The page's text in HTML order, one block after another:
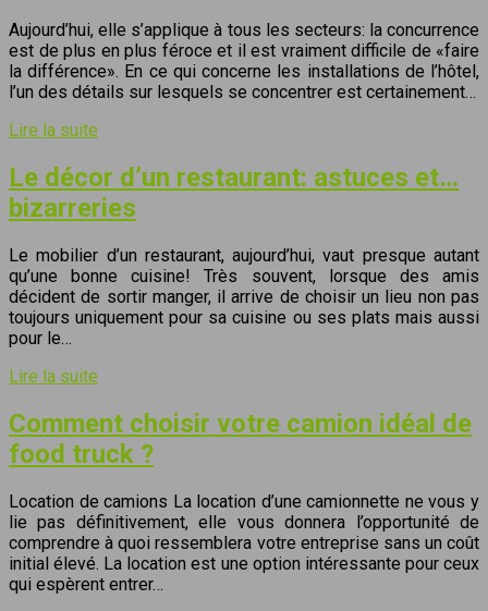
Aujourd’hui, elle s’applique à tous les secteurs: la concurrence
est de plus en plus féroce et il est vraiment difficile de «faire
la différence». En ce qui concerne les installations de l’hôtel,
l’un des détails sur lesquels se concentrer est certainement…
Lire la suite
Le décor d’un restaurant: astuces et…
bizarreries
Le mobilier d’un restaurant, aujourd’hui, vaut presque autant
qu’une bonne cuisine! Très souvent, lorsque des amis
décident de sortir manger, il arrive de choisir un lieu non pas
toujours uniquement pour sa cuisine ou ses plats mais aussi
pour le…
Lire la suite
Comment choisir votre camion idéal de
food truck ?
Location de camions La location d’une camionnette ne vous y
lie pas définitivement, elle vous donnera l’opportunité de
comprendre à quoi ressemblera votre entreprise sans un coût
initial élevé. La location est une option intéressante pour ceux
qui espèrent entrer…